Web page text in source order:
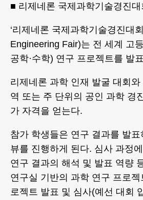
■ 리제네론 국제과학기술경진
‘리제네론 국제과학기술경진대
Engineering Fair)는 전 세계 고
공학·수학) 연구 프로젝트를 발
리제네론 과학 인재 발굴 대회
역 또는 주 단위의 공인 과학 경
가 자격을 얻는다.
참가 학생들은 연구 결과를 발
뷰를 진행하게 된다. 심사 과정
연구 결과의 해석 및 발표 역량
연구실 기반의 과학 연구 프로
로젝트 발표 및 심사(예선 대회